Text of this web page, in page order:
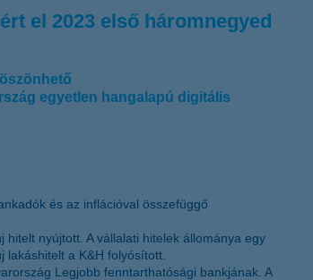
K&H Biztosító ügyfélportál
el 2023 első háromnegyed
egyetlen hangalapú digitális
és az inflációval összefüggő
nyújtott. A vállalati hitelek állománya egy
a K&H folyósított.
Legjobb fenntarthatósági bankjának. A